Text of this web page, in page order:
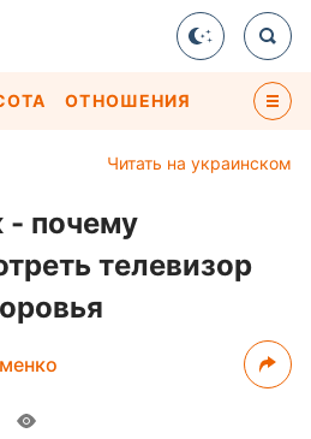
ОТНОШЕНИЯ
Читать на украинском
- почему
телевизор